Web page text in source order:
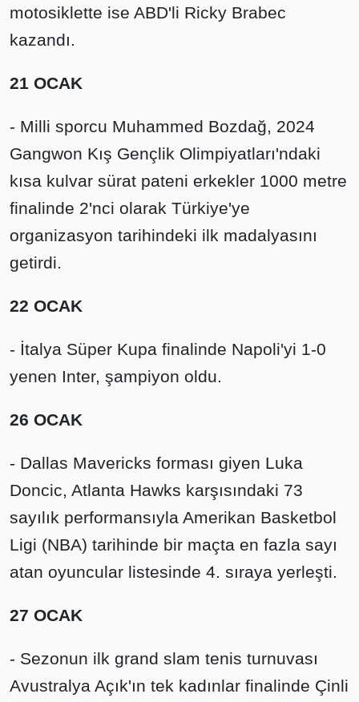
motosiklette ise ABD'li Ricky Brabec
kazandı.
21 OCAK
- Milli sporcu Muhammed Bozdağ, 2024
Gangwon Kış Gençlik Olimpiyatları'ndaki
kısa kulvar sürat pateni erkekler 1000 metre
finalinde 2'nci olarak Türkiye'ye
organizasyon tarihindeki ilk madalyasını
getirdi.
22 OCAK
- İtalya Süper Kupa finalinde Napoli'yi 1-0
yenen Inter, şampiyon oldu.
26 OCAK
- Dallas Mavericks forması giyen Luka
Doncic, Atlanta Hawks karşısındaki 73
sayılık performansıyla Amerikan Basketbol
Ligi (NBA) tarihinde bir maçta en fazla sayı
atan oyuncular listesinde 4. sıraya yerleşti.
27 OCAK
- Sezonun ilk grand slam tenis turnuvası
Avustralya Açık'ın tek kadınlar finalinde Çinli